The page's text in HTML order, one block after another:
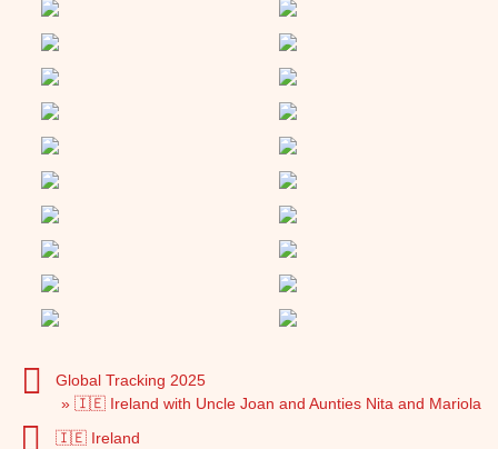
Global Tracking 2025
🇮🇪 Ireland with Uncle Joan and Aunties Nita and Mariola
🇮🇪 Ireland